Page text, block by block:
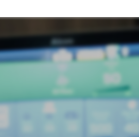
設計されたメガネレンズです。
影響を与える恐れがあります。
ことがあります。